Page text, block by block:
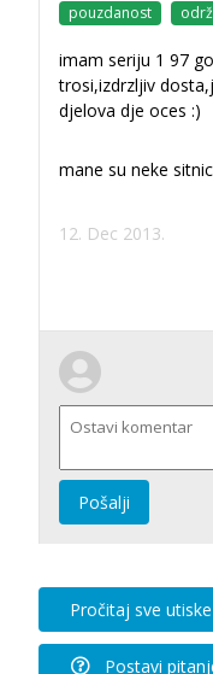
pouzdanost
imam seriju 1 97
trosi,izdrzljiv
djelova dje oces :)
mane su neke
12. Dec 2013.
Pošalji
Pročitaj sve
Postavi